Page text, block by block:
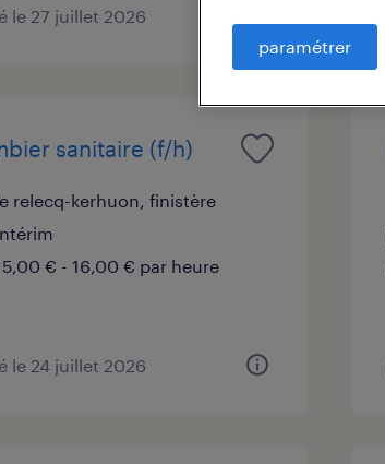
le 27 juillet 2026
sanitaire (f/h)
relecq-kerhuon, finistère
€ - 16,00 € par heure
le 24 juillet 2026
paramétrer